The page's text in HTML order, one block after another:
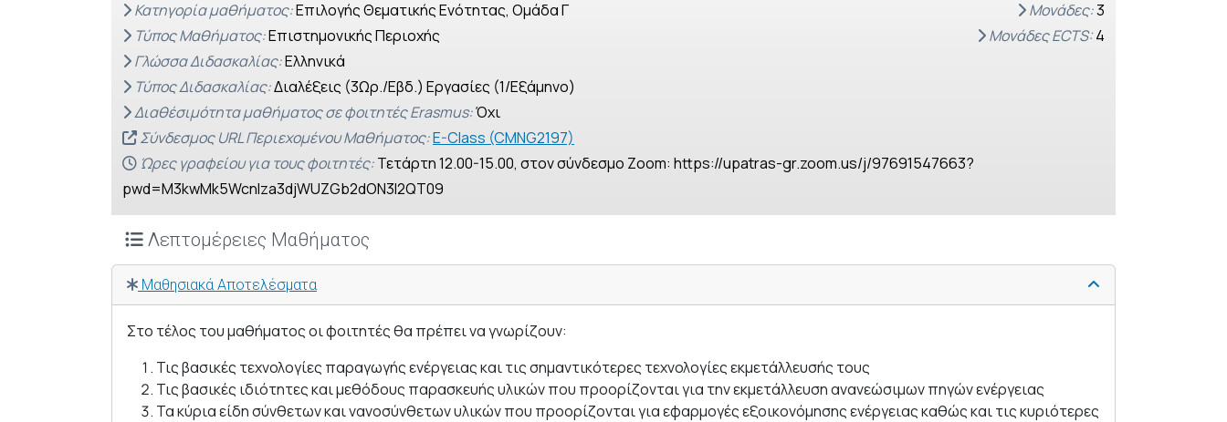
Κατηγορία μαθήματος:Επιλογής Θεματικής Ενότητας, Ομάδα Γ
Τύπος Μαθήματος:Επιστημονικής Περιοχής
Γλώσσα Διδασκαλίας:Ελληνικά
Μονάδες:3
Μονάδες ECTS:4
Τύπος Διδασκαλίας:Διαλέξεις (3Ωρ./Εβδ.) Εργασίες (1/Εξάμηνο)
Διαθέσιμότητα μαθήματος σε φοιτητές Erasmus:Όχι
Σύνδεσμος URL Περιεχομένου Μαθήματος:E-Class (CMNG2197)
Ώρες γραφείου για τους φοιτητές:Τετάρτη 12.00-15.00, στον σύνδεσμο Zoom: https://upatras-gr.zoom.us/j/97691547663?
pwd=M3kwMk5WcnIza3djWUZGb2dON3I2QT09
Λεπτομέρειες Μαθήματος
Μαθησιακά Αποτελέσματα
Στο τέλος του μαθήματος οι φοιτητές θα πρέπει να γνωρίζουν:
Τις βασικές τεχνολογίες παραγωγής ενέργειας και τις σημαντικότερες τεχνολογίες εκμετάλλευσής τους
Τις βασικές ιδιότητες και μεθόδους παρασκευής υλικών που προορίζονται για την εκμετάλλευση ανανεώσιμων πηγών ενέργειας
Τα κύρια είδη σύνθετων και νανοσύνθετων υλικών που προορίζονται για εφαρμογές εξοικονόμησης ενέργειας καθώς και τις κυριότερες